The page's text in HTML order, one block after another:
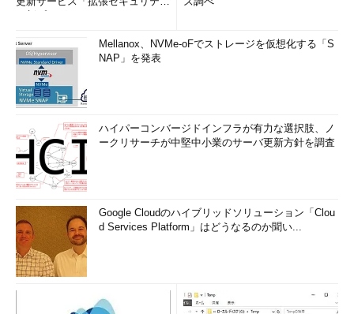
クして再描画させるとよい。
リモート間でファイルを転送できる。
（6）チャット・ボタン。ローカルとリモート
間でチャットできる。
（7）
はリモート側のマウス・カーソル、右側はローカ
ル側のマウス・カーソル。これは、リモート・デ
スクトップやVirtual PC／Virtual Serverなどで操
作している場合と同じ。
（8）UltraVNCのサーバ・アイコン。これをダ
ブルクリックすると、設定画面（この中央に表示
されているダイアログ）が表示される。
ビューアの操作画面についてはここでは詳しく述べないので、
付属のドキュメントを読むか、適宜操作してみればすぐに分かる
であろう。
■この記事と関連性の高い別の記事
Mellanox、NVMe-oFでストレージを仮想化する「S
NAP」を発表
ハイパーコンバージドインフラが有力な選択肢、ノ
ークリサーチが中堅中小業のサーバ更新方針を調査
Google Cloudのハイブリッドソリューション「Clou
d Services Platform」はどうなるのか聞い...